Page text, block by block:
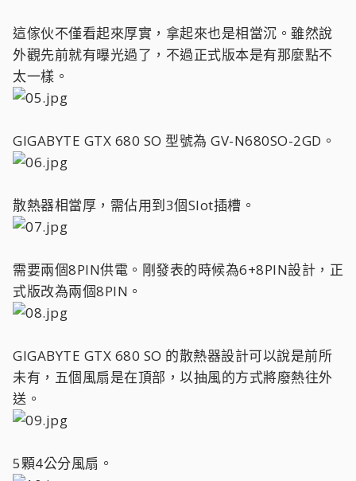
這傢伙不僅看起來厚實，拿起來也是相當沉。雖然說
外觀先前就有曝光過了，不過正式版本是有那麼點不
太一樣。
GIGABYTE GTX 680 SO 型號為 GV-N680SO-2GD。
散熱器相當厚，需佔用到3個Slot插槽。
需要兩個8PIN供電。剛發表的時候為6+8PIN設計，正
式版改為兩個8PIN。
GIGABYTE GTX 680 SO 的散熱器設計可以說是前所
未有，五個風扇是在頂部，以抽風的方式將廢熱往外
送。
5顆4公分風扇。